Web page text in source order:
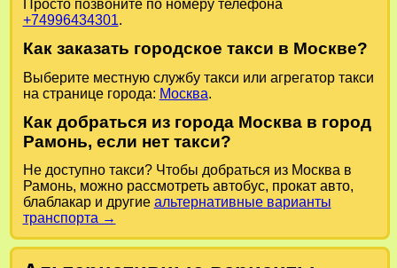
Просто позвоните по номеру телефона
+74996434301.
Как заказать городское такси в Москве?
Выберите местную службу такси или агрегатор такси
на странице города: Москва.
Как добраться из города Москва в город
Рамонь, если нет такси?
Не доступно такси? Чтобы добраться из Москва в
Рамонь, можно рассмотреть автобус, прокат авто,
блаблакар и другие альтернативные варианты
транспорта →